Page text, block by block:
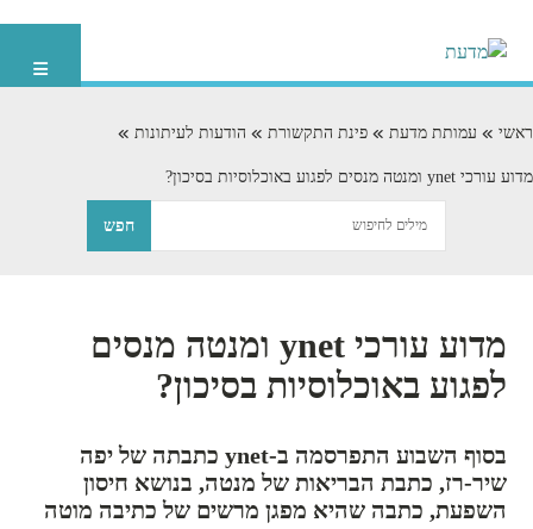
ראשי עמותת מדעת פינת התקשורת הודעות לעיתונות
מדוע עורכי ynet ומנטה מנסים לפגוע באוכלוסיות בסיכון?
מדוע עורכי ynet ומנטה מנסים
לפגוע באוכלוסיות בסיכון?
בסוף השבוע התפרסמה ב-ynet כתבתה של יפה
שיר-רז, כתבת הבריאות של מנטה, בנושא חיסון
השפעת, כתבה שהיא מפגן מרשים של כתיבה מוטה